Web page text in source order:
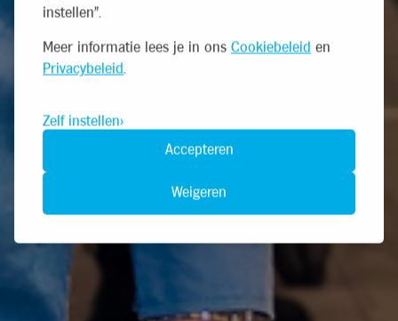
instellen".
Meer informatie lees je in ons Cookiebeleid en
Privacybeleid.
Zelf instellen
Weigeren
Accepteren